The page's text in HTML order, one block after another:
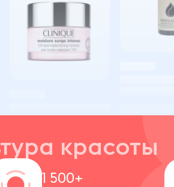
красоты
1 500+